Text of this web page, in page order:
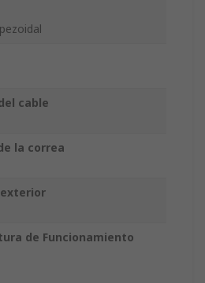
cable
la correa
de Funcionamiento